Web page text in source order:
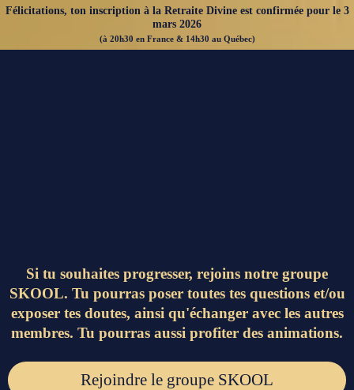
Félicitations, ton inscription à la Retraite Divine est confirmée pour le 3
mars 2026
(à 20h30 en France & 14h30 au Québec)
Si tu souhaites progresser, rejoins notre groupe
SKOOL. Tu pourras poser toutes tes questions et/ou
exposer tes doutes, ainsi qu'échanger avec les autres
membres. Tu pourras aussi profiter des animations.
Rejoindre le groupe SKOOL